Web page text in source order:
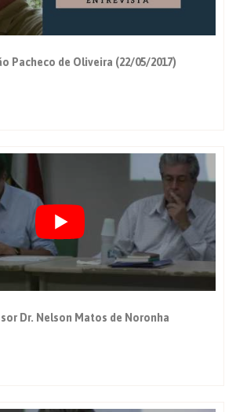
Pacheco de Oliveira (22/05/2017)
Dr. Nelson Matos de Noronha